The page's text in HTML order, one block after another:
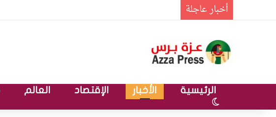
أخبار عاجلة
الرئيسية الأخبار الإقتصاد العالم
الوضع المظلم